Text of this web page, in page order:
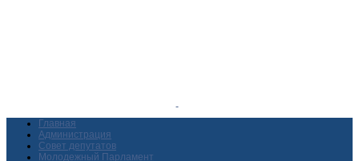
Главная
Администрация
Совет депутатов
Молодежный Парламент